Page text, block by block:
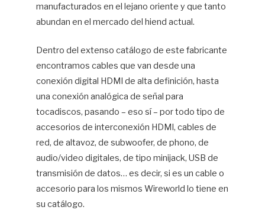
manufacturados en el lejano oriente y que tanto
abundan en el mercado del hiend actual.
Dentro del extenso catálogo de este fabricante
encontramos cables que van desde una
conexión digital HDMI de alta definición, hasta
una conexión analógica de señal para
tocadiscos, pasando – eso sí – por todo tipo de
accesorios de interconexión HDMI, cables de
red, de altavoz, de subwoofer, de phono, de
audio/video digitales, de tipo minijack, USB de
transmisión de datos… es decir, si es un cable o
accesorio para los mismos Wireworld lo tiene en
su catálogo.